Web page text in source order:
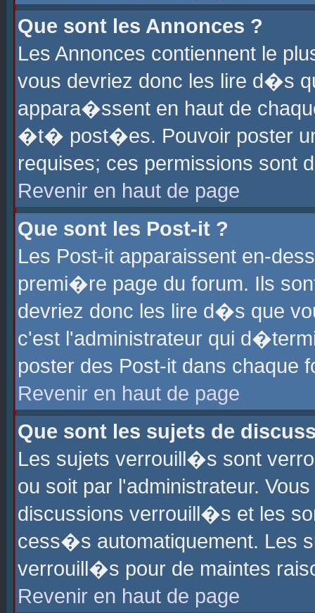
Que sont les Annonces ?
Les Annonces contiennent le
vous devriez donc les lire d�s
appara�ssent en haut de
�t� post�es. Pouvoir poster
requises; ces permissions sont
Revenir en haut de page
Que sont les Post-it ?
Les Post-it apparaissent en-
premi�re page du forum. Ils
devriez donc les lire d�s que
c'est l'administrateur qui
poster des Post-it dans chaque
Revenir en haut de page
Que sont les sujets de
Les sujets verrouill�s sont
ou soit par l'administrateur.
discussions verrouill�s et les
cess�s automatiquement. Les
verrouill�s pour de maintes
Revenir en haut de page